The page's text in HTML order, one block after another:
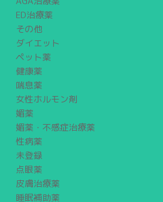
ED治療薬
その他
ダイエット
ペット薬
健康薬
喘息薬
女性ホルモン剤
媚薬
媚薬・不感症治療薬
性病薬
未登録
点眼薬
皮膚治療薬
睡眠補助薬